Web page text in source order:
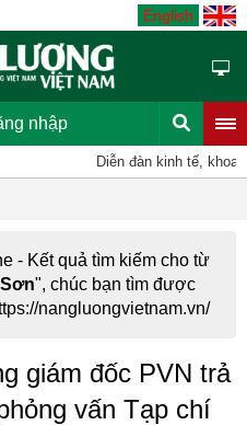
English
nhập
Diễn đàn kinh tế, khoa
- Kết quả tìm kiếm cho từ
", chúc bạn tìm được
nangluongvietnam.vn/
giám đốc PVN trả
vấn Tạp chí